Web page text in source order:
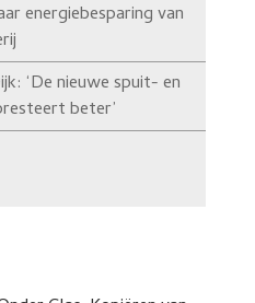
energiebesparing van
‘De nieuwe spuit- en
beter’